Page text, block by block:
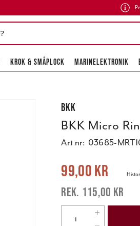
KROK & SMÅPLOCK MARINELEKTRONIK
BKK
BKK Micro
Art nr: 03685-
Nuvarande pris:
99,00 kr
115,00 kr